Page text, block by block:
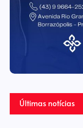
Últimas notícias